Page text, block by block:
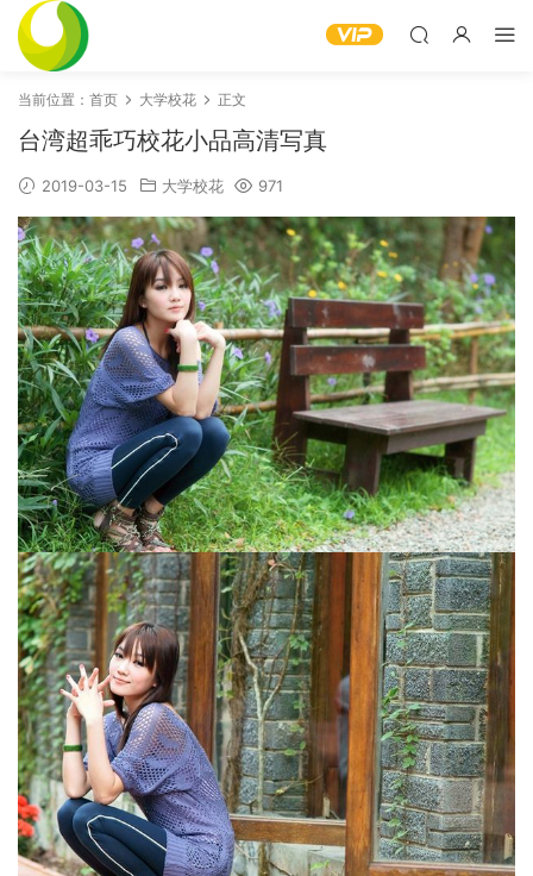
当前位置： 首页 大学校花 正文
台湾超乖巧校花小品高清写真
2019-03-15 大学校花 971